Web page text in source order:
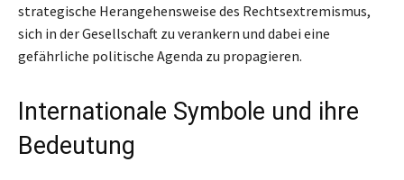
strategische Herangehensweise des Rechtsextremismus,
sich in der Gesellschaft zu verankern und dabei eine
gefährliche politische Agenda zu propagieren.
Internationale Symbole und ihre
Bedeutung